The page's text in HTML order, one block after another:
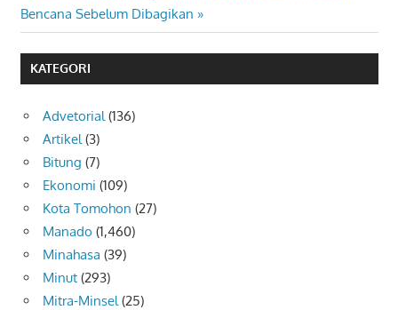
Post:
Bencana Sebelum Dibagikan
KATEGORI
Advetorial (136)
Artikel (3)
Bitung (7)
Ekonomi (109)
Kota Tomohon (27)
Manado (1,460)
Minahasa (39)
Minut (293)
Mitra-Minsel (25)